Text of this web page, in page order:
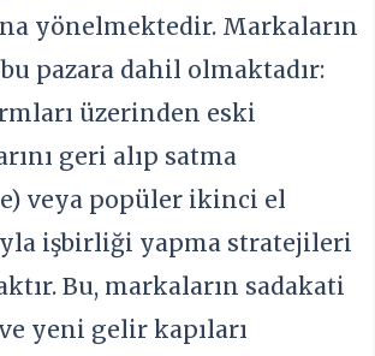
yönelmektedir. Markaların
pazara dahil olmaktadır:
üzerinden eski
geri alıp satma
veya popüler ikinci el
işbirliği yapma stratejileri
Bu, markaların sadakati
yeni gelir kapıları